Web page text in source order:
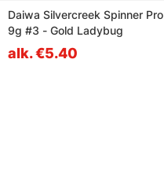
Daiwa Silvercreek Spinner Pro
9g #3 - Gold Ladybug
alk. €5.40